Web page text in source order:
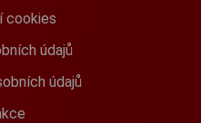
cookies
údajů
údajů